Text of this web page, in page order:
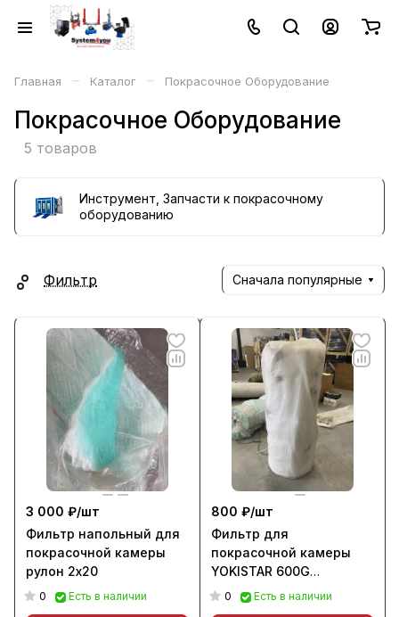
Главная – Каталог – Покрасочное Оборудование
Покрасочное Оборудование
5 товаров
Инструмент, Запчасти к покрасочному
оборудованию
Фильтр Сначала популярные
3 000 ₽/шт
Фильтр напольный для
покрасочной камеры
рулон 2х20
0 Есть в наличии
800 ₽/шт
Фильтр для
покрасочной камеры
YOKISTAR 600G
(220х150х2 см)
0 Есть в наличии